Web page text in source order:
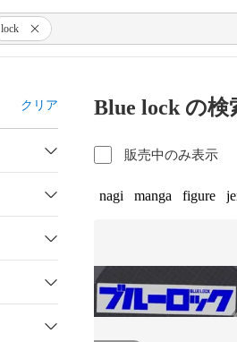
lock
クリア Blue lock の検
販売中のみ表示
nagi manga figure